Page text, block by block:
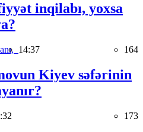
inqilabı, yoxsa
14:37 164
Kiyev səfərinin
173